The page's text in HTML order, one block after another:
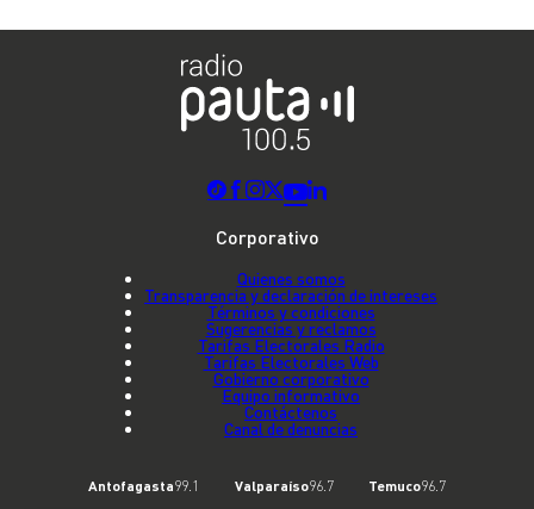
Corporativo
Quienes somos
Transparencia y declaración de intereses
Términos y condiciones
Sugerencias y reclamos
Tarifas Electorales Radio
Tarifas Electorales Web
Gobierno corporativo
Equipo informativo
Contáctenos
Canal de denuncias
Antofagasta99.1 Valparaíso96.7 Temuco96.7